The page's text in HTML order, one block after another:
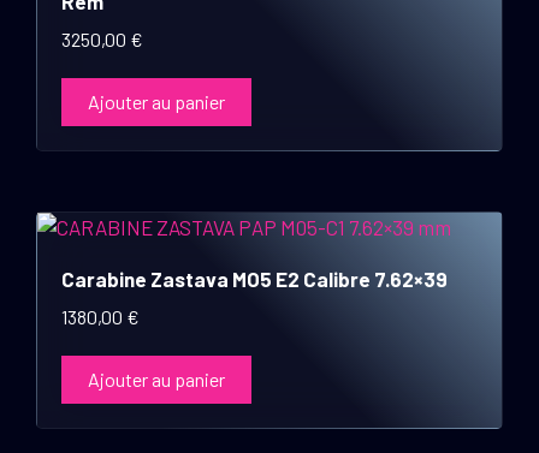
3250,00 €
Ajouter au panier
Carabine Zastava MO5 E2 Calibre 7.62×39
1380,00 €
Ajouter au panier